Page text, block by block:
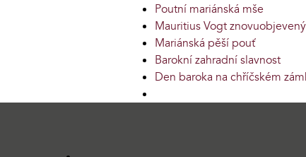
Poutní mariánská mše
Mauritius Vogt znovuobjevený
Mariánská pěší pouť
Barokní zahradní slavnost
Den baroka na chříčském